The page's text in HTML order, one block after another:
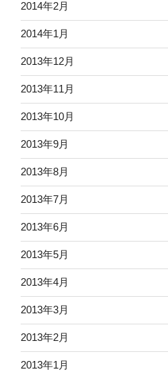
2014年2月
2014年1月
2013年12月
2013年11月
2013年10月
2013年9月
2013年8月
2013年7月
2013年6月
2013年5月
2013年4月
2013年3月
2013年2月
2013年1月